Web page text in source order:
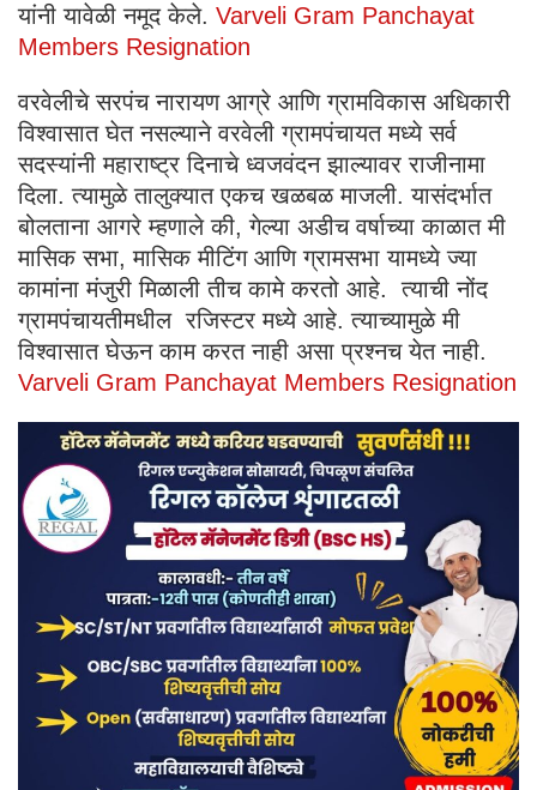
यांनी यावेळी नमूद केले. Varveli Gram Panchayat
Members Resignation
वरवेलीचे सरपंच नारायण आग्रे आणि ग्रामविकास अधिकारी
विश्वासात घेत नसल्याने वरवेली ग्रामपंचायत मध्ये सर्व
सदस्यांनी महाराष्ट्र दिनाचे ध्वजवंदन झाल्यावर राजीनामा
दिला. त्यामुळे तालुक्यात एकच खळबळ माजली. यासंदर्भात
बोलताना आगरे म्हणाले की, गेल्या अडीच वर्षाच्या काळात मी
मासिक सभा, मासिक मीटिंग आणि ग्रामसभा यामध्ये ज्या
कामांना मंजुरी मिळाली तीच कामे करतो आहे. त्याची नोंद
ग्रामपंचायतीमधील रजिस्टर मध्ये आहे. त्याच्यामुळे मी
विश्वासात घेऊन काम करत नाही असा प्रश्नच येत नाही.
Varveli Gram Panchayat Members Resignation